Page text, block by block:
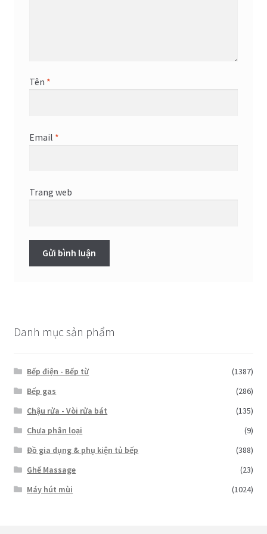
Tên *
Email *
Trang web
Danh mục sản phẩm
Bếp điện - Bếp từ
(1387)
Bếp gas
(286)
Chậu rửa - Vòi rửa bát
(135)
Chưa phân loại
(9)
Đồ gia dụng & phụ kiện tủ bếp
(388)
Ghế Massage
(23)
Máy hút mùi
(1024)